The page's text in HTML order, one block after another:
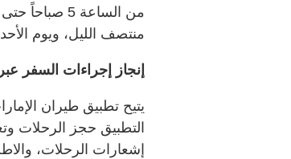
منتصف الليل، ويوم الأحد من الساعة 8
إنجاز إجراءات السفر
يتيح تطبيق طيران
التطبيق حجز الرحلات
إشعارات الرحلات،